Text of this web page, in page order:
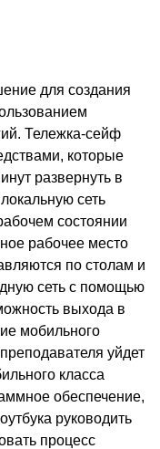
для создания
Тележка-сейф
которые
развернуть в
сеть
состоянии
рабочее место
по столам и
сеть с помощью
выхода в
мобильного
уйдет
класса
обеспечение,
руководить
процесс